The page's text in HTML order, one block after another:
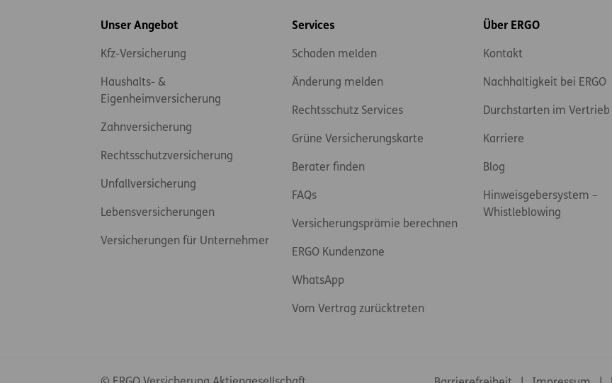
Inhaltsübersicht
Unser Angebot
Kfz-Versicherung
Haushalts- &
Eigenheimversicherung
Zahnversicherung
Rechtsschutzversicherung
Unfallversicherung
Lebensversicherungen
Versicherungen für Unternehmer
Services
Schaden melden
Änderung melden
Rechtsschutz Services
Grüne Versicherungskarte
Berater finden
FAQs
Versicherungsprämie berechnen
ERGO Kundenzone
WhatsApp
Vom Vertrag zurücktreten
Über ERGO
Kontakt
Nachhaltigkeit bei ERGO
Durchstarten im Vertrieb
Karriere
Blog
Hinweisgebersystem –
Whistleblowing